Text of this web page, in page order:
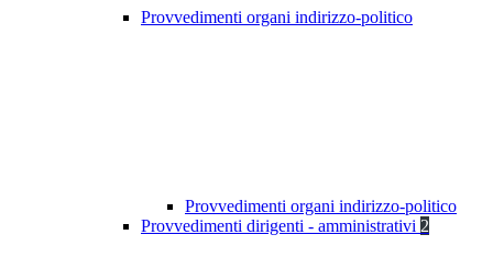
Provvedimenti organi indirizzo-politico
Provvedimenti organi indirizzo-politico
Provvedimenti dirigenti - amministrativi 2